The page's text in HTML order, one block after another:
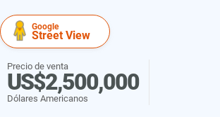
Google
Street View
Precio de venta
US$2,500,000
Dólares Americanos